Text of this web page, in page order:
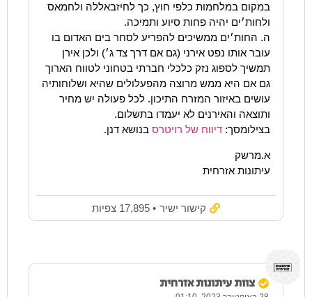
במקום במלחמות כלפי חוץ, כך לחיזבאללה ולחמאס
ולחות׳ים יהיה פחות סיוע ותמיכה.
ה. החות׳ים ממשיכים להפריע לסחר בים האדום בו
עובר אותו נפט אירני (גם אם דרך צד ג׳) ולכן אירן
תמשיך לספוג נזק כלכלי חברתי בטחוני לטווח הארוך
גם אם היא ממש מרוצה מהפעלולים שהיא ושלוחותיה
עושים באיזור המזרח התיכון. לכל פעולה יש מחיר
ותוצאה והאירנים לא יעמדו בתשלום.
בצילומסך: דיווח של רויטרס בנושא דנן.
א.מרשק
עיתונות אזרחית
קישור ישיר • 17,895 צפיות
צוות עיתונות אזרחית